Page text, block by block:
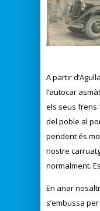
A partir
l’autocar
els seus frens
del poble al
pendent és
nostre
normalment.
En anar
s’embussa